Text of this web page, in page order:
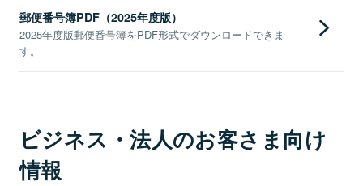
郵便番号簿PDF（2025年度版）
2025年度版郵便番号簿をPDF形式でダウンロードできま
す。
ビジネス・法人のお客さま向け
情報